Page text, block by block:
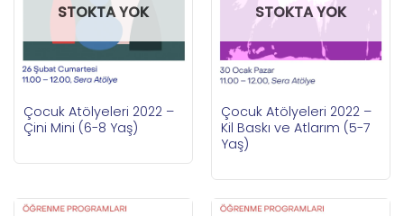
STOKTA YOK
Çocuk Atölyeleri 2022 –
Çini Mini (6-8 Yaş)
STOKTA YOK
Çocuk Atölyeleri 2022 –
Kil Baskı ve Atlarım (5-7
Yaş)